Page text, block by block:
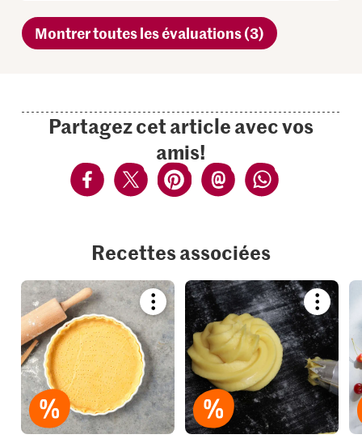
Montrer toutes les évaluations (3)
Partagez cet article avec vos
amis!
Recettes associées
Bookmark
recipe
or
add
it
to
your
collections.
recipe
or
add
it
to
your